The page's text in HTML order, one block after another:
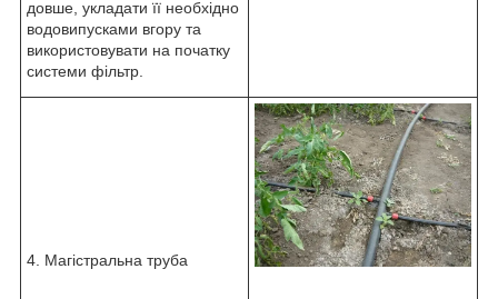
довше, укладати її необхідно
водовипусками вгору та
використовувати на початку
системи фільтр.
4. Магістральна труба